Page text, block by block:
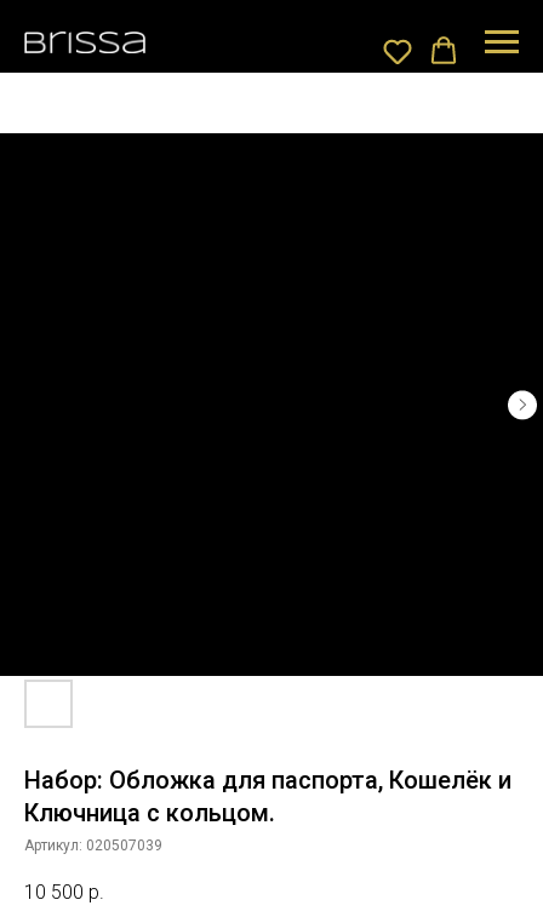
Набор: Обложка для паспорта, Кошелёк и
Ключница с кольцом.
Артикул: 020507039
10 500 р.